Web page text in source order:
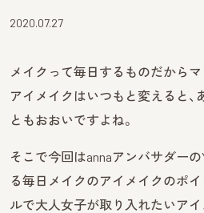
2020.07.27
メイクって毎日するものだから
アイメイクはいつもと変えると、
ともおおいですよね。
そこで今回はannaアンバサダー
る毎日メイクのアイメイクのポ
ルで大人女子が取り入れたいア